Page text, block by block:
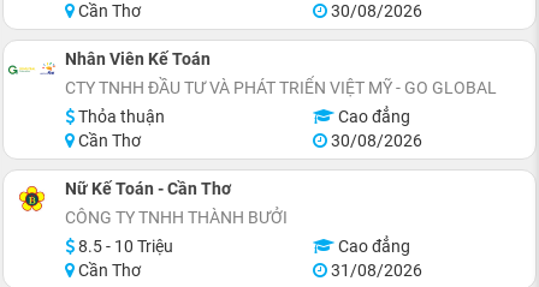
Cần Thơ
30/08/2026
Nhân Viên Kế Toán
CTY TNHH ĐẦU TƯ VÀ PHÁT TRIỂN VIỆT MỸ - GO GLOBAL
Thỏa thuận
Cao đẳng
Cần Thơ
30/08/2026
Nữ Kế Toán - Cần Thơ
CÔNG TY TNHH THÀNH BƯỞI
8.5 - 10 Triệu
Cao đẳng
Cần Thơ
31/08/2026